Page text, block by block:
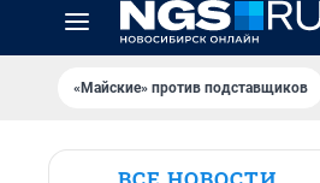
«Майские» против подставщиков